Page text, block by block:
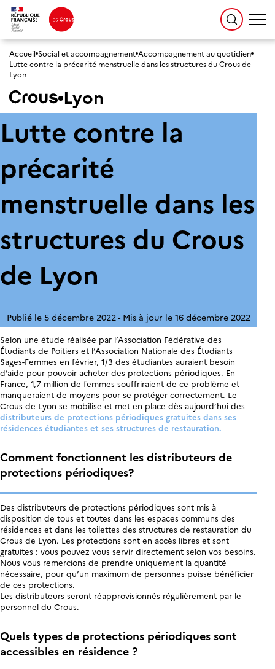
Accueil Social et accompagnement Accompagnement au quotidien
Lutte contre la précarité menstruelle dans les structures du Crous de
Lyon
Lyon
Lutte contre la
précarité
menstruelle dans les
structures du Crous
de Lyon
Publié le 5 décembre 2022 Mis à jour le 16 décembre 2022
Selon une étude réalisée par l’Association Fédérative des
Étudiants de Poitiers et l’Association Nationale des Étudiants
Sages-Femmes en février, 1/3 des étudiantes auraient besoin
d’aide pour pouvoir acheter des protections périodiques. En
France, 1,7 million de femmes souffriraient de ce problème et
manqueraient de moyens pour se protéger correctement. Le
Crous de Lyon se mobilise et met en place dès aujourd’hui des
distributeurs de protections périodiques gratuites dans ses
résidences étudiantes et ses structures de restauration.
Comment fonctionnent les distributeurs de
protections périodiques?
Des distributeurs de protections périodiques sont mis à
disposition de tous et toutes dans les espaces communs des
résidences et dans les toilettes des structures de restauration du
Crous de Lyon. Les protections sont en accès libres et sont
gratuites : vous pouvez vous servir directement selon vos besoins.
Nous vous remercions de prendre uniquement la quantité
nécessaire, pour qu’un maximum de personnes puisse bénéficier
de ces protections.
Les distributeurs seront réapprovisionnés régulièrement par le
personnel du Crous.
Quels types de protections périodiques sont
accessibles en résidence ?